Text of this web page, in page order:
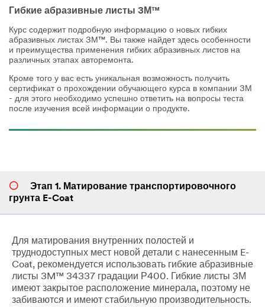
Гибкие абразивные листы 3М™
Курс содержит подробную информацию о новых гибких
абразивных листах 3М™. Вы также найдет здесь особенности
и преимущества применения гибких абразивных листов на
различных этапах авторемонта.
Кроме того у вас есть уникальная возможность получить
сертификат о прохождении обучающего курса в компании 3М
- для этого необходимо успешно ответить на вопросы теста
после изучения всей информации о продукте.
Этап 1. Матирование транспортировочного
грунта E-Coat
Для матирования внутренних полостей и
труднодоступных мест новой детали с нанесенным E-
Coat, рекомендуется использовать гибкие абразивные
листы 3M™ 34337 градации Р400. Гибкие листы 3М
имеют закрытое расположение минерала, поэтому не
забиваются и имеют стабильную производительность.